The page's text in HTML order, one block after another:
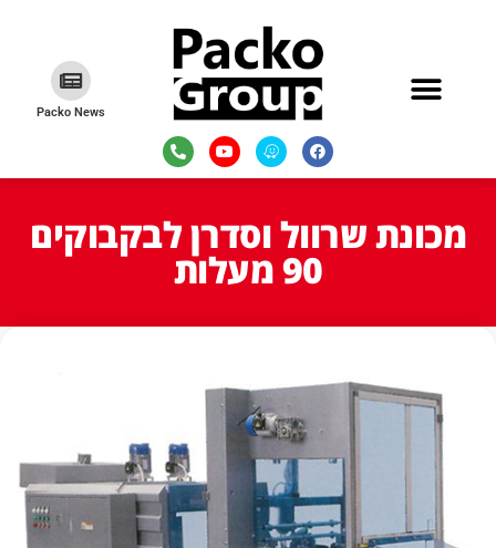
Packo News
מכונת שרוול וסדרן לבקבוקים
90 מעלות